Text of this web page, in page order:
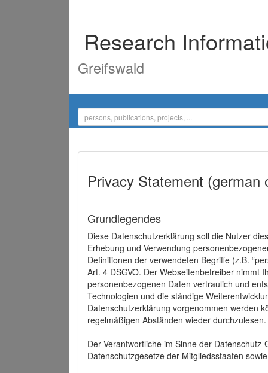
Research
Greifswald
Privacy Statement (german
Grundlegendes
Diese Datenschutzerklärung soll die Nutzer
Erhebung und Verwendung
Definitionen der verwendeten Begriffe (z.B.
Art. 4 DSGVO. Der Webseitenbetreiber nimmt
personenbezogenen Daten vertraulich und
Technologien und die ständige
Datenschutzerklärung vorgenommen werden
regelmäßigen Abständen wieder durchzulesen.
Der Verantwortliche im Sinne der
Datenschutzgesetze der Mitgliedsstaaten